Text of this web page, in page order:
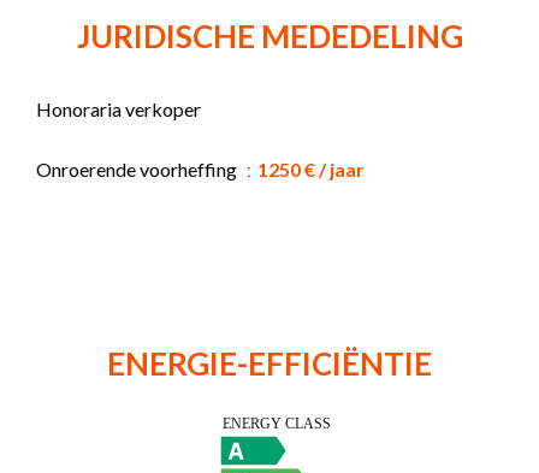
JURIDISCHE MEDEDELING
Honoraria verkoper
Onroerende voorheffing 1250 € / jaar
ENERGIE-EFFICIËNTIE